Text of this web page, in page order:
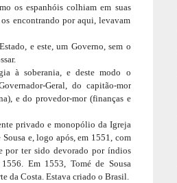
os espanhóis colhiam em suas
encontrando por aqui, levavam
e este, um Governo, sem o
à soberania, e deste modo o
Geral, do capitão-mor
e do provedor-mor (finanças e
privado e monopólio da Igreja
e, logo após, em 1551, com
por ter sido devorado por índios
Em 1553, Tomé de Sousa
da Costa. Estava criado o Brasil.